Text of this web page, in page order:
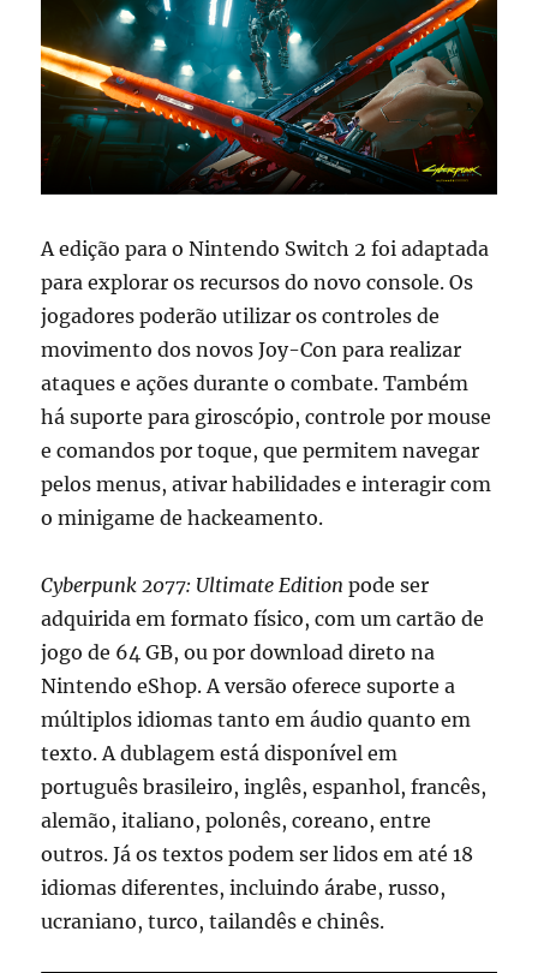
A edição para o Nintendo Switch 2 foi adaptada
para explorar os recursos do novo console. Os
jogadores poderão utilizar os controles de
movimento dos novos Joy-Con para realizar
ataques e ações durante o combate. Também
há suporte para giroscópio, controle por mouse
e comandos por toque, que permitem navegar
pelos menus, ativar habilidades e interagir com
o minigame de hackeamento.
Cyberpunk 2077: Ultimate Edition pode ser
adquirida em formato físico, com um cartão de
jogo de 64 GB, ou por download direto na
Nintendo eShop. A versão oferece suporte a
múltiplos idiomas tanto em áudio quanto em
texto. A dublagem está disponível em
português brasileiro, inglês, espanhol, francês,
alemão, italiano, polonês, coreano, entre
outros. Já os textos podem ser lidos em até 18
idiomas diferentes, incluindo árabe, russo,
ucraniano, turco, tailandês e chinês.